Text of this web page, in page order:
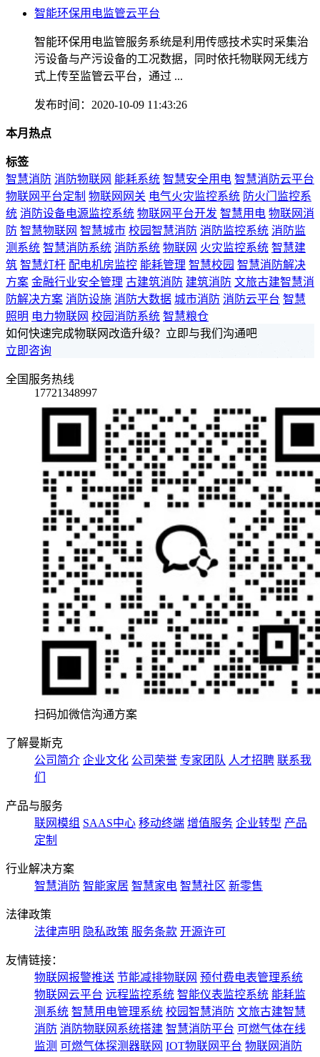
智能环保用电监管云平台
智能环保用电监管服务系统是利用传感技术实时采集治
污设备与产污设备的工况数据，同时依托物联网无线方
式上传至监管云平台，通过 ...
发布时间：2020-10-09 11:43:26
本月热点
标签
智慧消防 消防物联网 能耗系统 智慧安全用电 智慧消防云平台
物联网平台定制 物联网网关 电气火灾监控系统 防火门监控系
统 消防设备电源监控系统 物联网平台开发 智慧用电 物联网消
防 智慧物联网 智慧城市 校园智慧消防 消防监控系统 消防监
测系统 智慧消防系统 消防系统 物联网 火灾监控系统 智慧建
筑 智慧灯杆 配电机房监控 能耗管理 智慧校园 智慧消防解决
方案 金融行业安全管理 古建筑消防 建筑消防 文旅古建智慧消
防解决方案 消防设施 消防大数据 城市消防 消防云平台 智慧
照明 电力物联网 校园消防系统 智慧粮仓
如何快速完成物联网改造升级？立即与我们沟通吧
立即咨询
全国服务热线
17721348997
扫码加微信沟通方案
了解曼斯克
公司简介 企业文化 公司荣誉 专家团队 人才招聘 联系我
们
产品与服务
联网模组 SAAS中心 移动终端 增值服务 企业转型 产品
定制
行业解决方案
智慧消防 智能家居 智慧家电 智慧社区 新零售
法律政策
法律声明 隐私政策 服务条款 开源许可
友情链接：
物联网报警推送 节能减排物联网 预付费电表管理系统
物联网云平台 远程监控系统 智能仪表监控系统 能耗监
测系统 智慧用电管理系统 校园智慧消防 文旅古建智慧
消防 消防物联网系统搭建 智慧消防平台 可燃气体在线
监测 可燃气体探测器联网 IOT物联网平台 物联网消防